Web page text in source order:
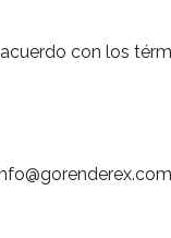
con los